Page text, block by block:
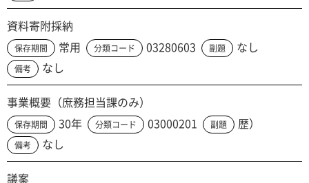
資料寄附採納
保存期間 常用 分類コード 03280603 副題 なし
備考 なし
事業概要（庶務担当課のみ）
保存期間 30年 分類コード 03000201 副題 歴）
備考 なし
議案